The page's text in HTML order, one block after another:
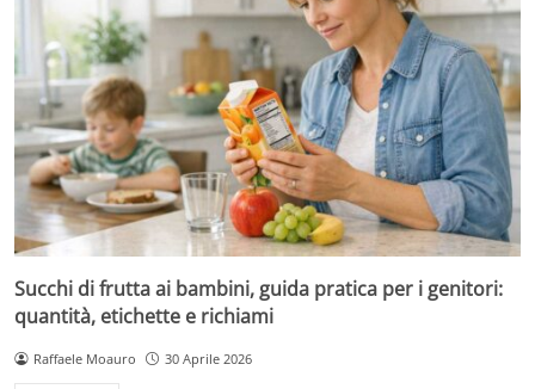
Succhi di frutta ai bambini, guida pratica per i genitori:
quantità, etichette e richiami
Raffaele Moauro 30 Aprile 2026